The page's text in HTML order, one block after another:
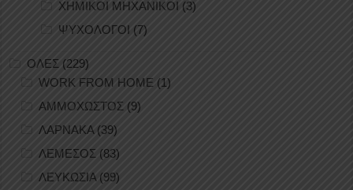
ΧΗΜΙΚΟΙ ΜΗΧΑΝΙΚΟΙ (3)
ΨΥΧΟΛΟΓΟΙ (7)
ΟΛΕΣ (229)
WORK FROM HOME (1)
ΑΜΜΟΧΩΣΤΟΣ (9)
ΛΑΡΝΑΚΑ(39)
ΛΕΜΕΣΟΣ (83)
ΛΕΥΚΩΣΙΑ (99)